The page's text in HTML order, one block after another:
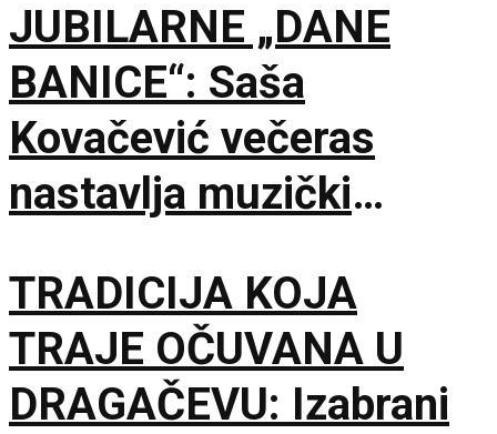
JUBILARNE „DANE
BANICE“: Saša
Kovačević večeras
nastavlja muzički
TRADICIJA KOJA
TRAJE OČUVANA U
DRAGAČEVU: Izabrani